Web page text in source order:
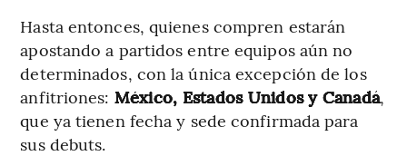
Hasta entonces, quienes compren estarán
apostando a partidos entre equipos aún no
determinados, con la única excepción de los
anfitriones: México, Estados Unidos y Canadá,
que ya tienen fecha y sede confirmada para
sus debuts.